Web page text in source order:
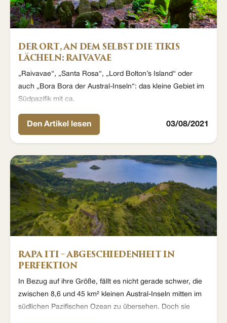
DER ORT, AN DEM SELBST DIE TIKIS
LÄCHELN: RAIVAVAE
„Raivavae“, „Santa Rosa“, „Lord Bolton’s Island“ oder
auch „Bora Bora der Austral-Inseln“: das kleine Gebiet im
Südpazifik mit ca.
Den Artikel lesen 03/08/2021
RAPA ITI – ABGESCHIEDENHEIT IN
PERFEKTION
In Bezug auf ihre Größe, fällt es nicht gerade schwer, die
zwischen 8,6 und 45 km² kleinen Austral-Inseln mitten im
südlichen Pazifischen Ozean zu übersehen. Doch sie